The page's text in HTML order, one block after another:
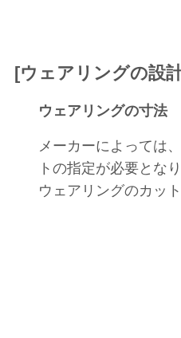
[ウェアリングの設
ウェアリングの寸法
メーカーによっては
トの指定が必要となり
ウェアリングのカッ